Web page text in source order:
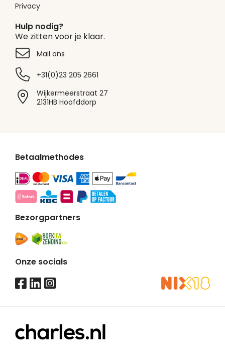
Privacy
Hulp nodig?
We zitten voor je klaar.
Mail ons
+31(0)23 205 2661
Wijkermeerstraat 27
2131HB Hoofddorp
Betaalmethodes
Bezorgpartners
Onze socials